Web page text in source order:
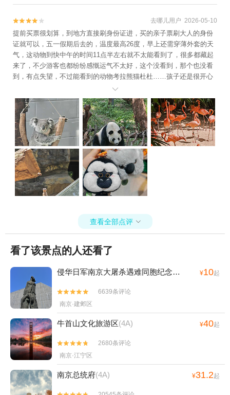
展乐园（玄武湖公园站）+奔跑拓展乐园（汤
山地质公园站）+大报恩寺遗址景区+冶山国
家矿山公园+南京明故宫遗址公园+夫子庙游
船(泮池码头)+达摩古洞+玄武湖游船（阳光
码头）+南京火车来斯+南京万达乐园+汤山
方山国家地质公园博物馆+汤山温泉房车营地
露天茶园温泉+雨花台游乐园+汤山矿坑公园
+南京玄武湖菱洲乐园+溧水周园+金牛湖野
生动物王国+南京师范大学+夫子庙5D光影星
空艺术馆+夫子庙秦淮风光带+南京眼步行桥
+雨花茶博物馆+雨花茶文化区+南京游子山
休闲旅游区+厚塘汤泉+南京欢乐谷+汤山一
品温泉+南京弘海温泉+南京魔都温泉+汤山
欢乐水世界+南京汤山紫清湖旅游度假区熊猫
馆+汤山涵田·臻温泉+侵华日军向新四军投降
处旧址+南京玫瑰园+金陵小城+南京市博物
+明孝陵博物馆+炮炮兵探险学院(玄武湖
店)+南京国防园+雨花石地质公园+汤山温泉
摩殿+汤山竹野丛林ATV越野野骑基地+未来
动物城（南京玄武湖店）+侵华日军向新四军
投降处旧址+夫子庙雨花石博物馆+高淳陶瓷
博物馆+玄武湖游船(阳光码头)+大自然邮局
栖霞山森林营地+天生桥+灵谷寺+雨花剧院
+南京银杏湖+夫子庙喜剧汇+汤山温泉房车
露营地1日游

 去哪儿用户 2026-05-10
提前买票很划算，到地方直接刷身份证进，买的亲子票刷大人的身份
证就可以，五一假期后去的，温度最高26度，早上还需穿薄外套的天
气，这动物到快中午的时间11点半左右就不太能看到了，很多都藏起
来了，不少游客也都纷纷感慨运气不太好，这个没看到，那个也没看
到，有点失望，不过能看到的动物考拉熊猫杜杜……孩子还是很开心
的，带娃用一天的时间打卡这里，不会太累刚刚好！

查看全部点评 
看了该景点的人还看了
侵华日军南京大屠杀遇难同胞纪念馆 ¥10起


6639条评论
南京·建邺区
牛首山文化旅游区(4A) ¥40起


2680条评论
南京·江宁区
南京总统府(4A) ¥31.2起